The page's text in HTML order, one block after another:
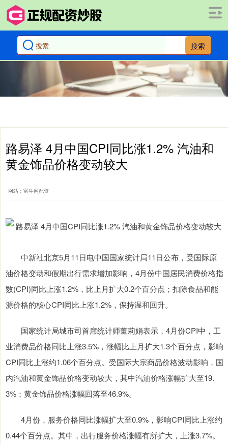
搜索
路易泽 4月中国CPI同比涨1.2% 汽油和
黄金饰品价格变动较大
网站：富牛网配资
中新社北京5月11日电中国国家统计局11日公布，受国际原
油价格变动和假期出行需求增加影响，4月份中国居民消费价格指
数(CPI)同比上涨1.2%，比上月扩大0.2个百分点；扣除食品和能
源价格的核心CPI同比上涨1.2%，保持温和回升。
国家统计局城市司首席统计师董莉娟表示，4月份CPI中，工
业消费品价格同比上涨3.5%，涨幅比上月扩大1.3个百分点，影响
CPI同比上涨约1.06个百分点。受国际大宗商品价格波动影响，国
内汽油和黄金饰品价格变动较大，其中汽油价格涨幅扩大至19.
3%；黄金饰品价格涨幅回落至46.9%。
4月份，服务价格同比涨幅扩大至0.9%，影响CPI同比上涨约
0.44个百分点。其中，出行服务价格涨幅有所扩大，上涨3.7%。